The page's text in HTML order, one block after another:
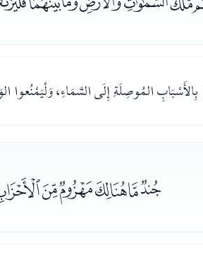
المُوصِلَةِ إِلَى السَّمَاءِ، وَلْيَمْنُعوا